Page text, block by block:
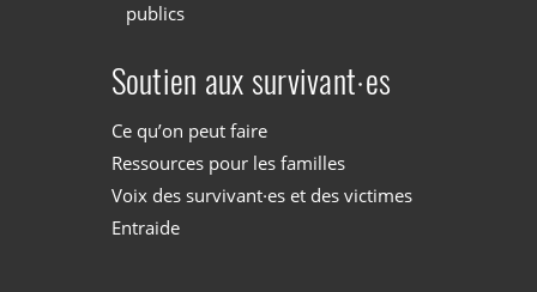
publics
Soutien aux survivant·es
Ce qu’on peut faire
Ressources pour les familles
Voix des survivant·es et des victimes
Entraide